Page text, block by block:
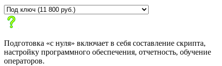
Подготовка «с нуля» включает в себя составление скрипта,
настройку программного обеспечения, отчетность, обучение
операторов.